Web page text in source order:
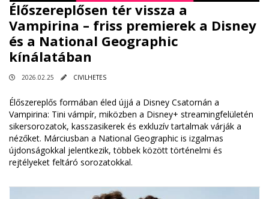
Élőszereplősen tér vissza a
Vampirina – friss premierek a Disney
és a National Geographic
kínálatában
2026.02.25 CIVILHETES
Élőszereplős formában éled újjá a Disney Csatornán a
Vampirina: Tini vámpír, miközben a Disney+ streamingfelületén
sikersorozatok, kasszasikerek és exkluzív tartalmak várják a
nézőket. Márciusban a National Geographic is izgalmas
újdonságokkal jelentkezik, többek között történelmi és
rejtélyeket feltáró sorozatokkal.